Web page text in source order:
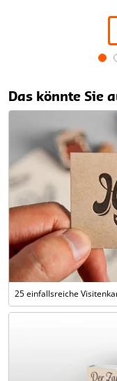
1
of
8
Das könnte Sie
25 einfallsreiche